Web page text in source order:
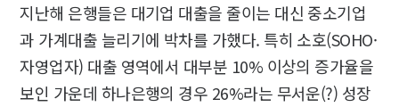
지난해 은행들은 대기업 대출을 줄이는 대신 중소기업
과 가계대출 늘리기에 박차를 가했다. 특히 소호(SOHO·
자영업자) 대출 영역에서 대부분 10% 이상의 증가율을
보인 가운데 하나은행의 경우 26%라는 무서운(?) 성장